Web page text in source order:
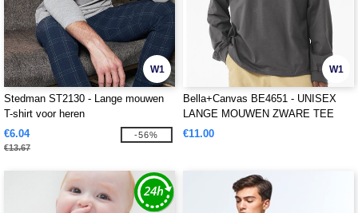
W1
Stedman ST2130 - Lange mouwen
T-shirt voor heren
€6.04
€13.67
-56%
W1
Bella+Canvas BE4651 - UNISEX
LANGE MOUWEN ZWARE TEE
€11.00